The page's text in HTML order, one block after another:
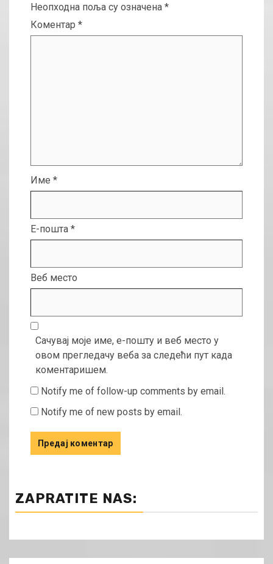
Неопходна поља су означена *
Коментар *
Име *
Е-пошта *
Веб место
Сачувај моје име, е-пошту и веб место у
овом прегледачу веба за следећи пут када
коментаришем.
Notify me of follow-up comments by email.
Notify me of new posts by email.
ZAPRATITE NAS: